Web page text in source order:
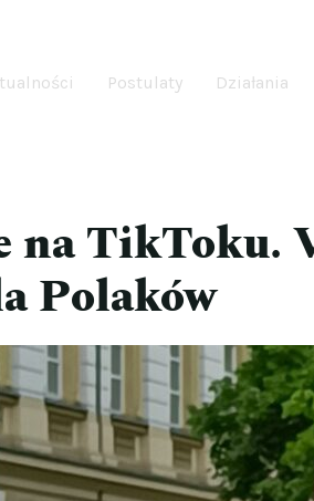
Postulaty Działania
na TikToku.
Polaków